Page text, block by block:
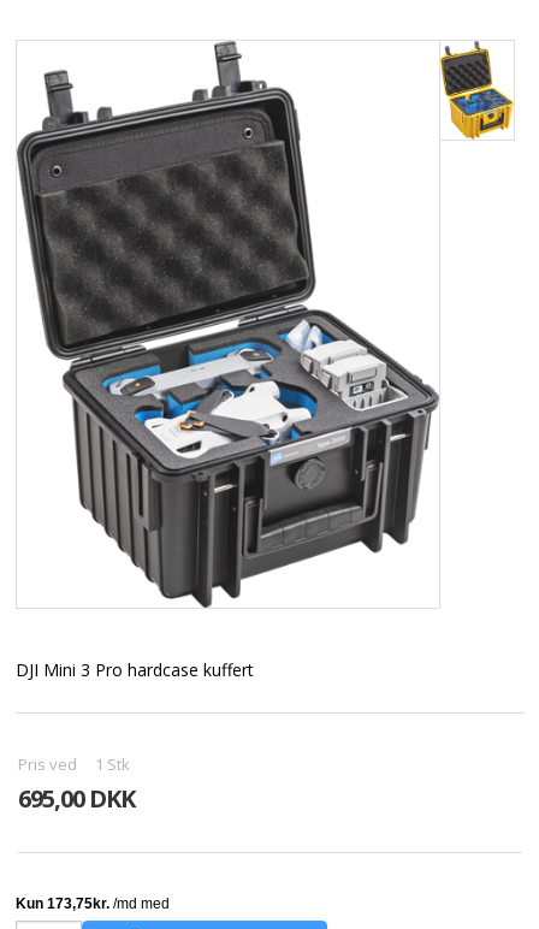
DJI Mini 3 Pro hardcase kuffert
Pris ved 1 Stk
695,00 DKK